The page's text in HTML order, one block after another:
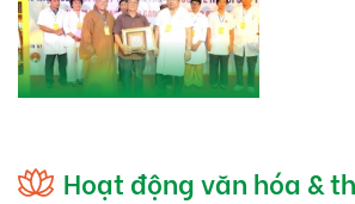
Hoạt động văn hóa &